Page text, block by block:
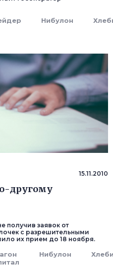
Нибулон
15.11.2010
другому
получив заявок от
с разрешительными
их прием до 18 ноября.
Нибулон